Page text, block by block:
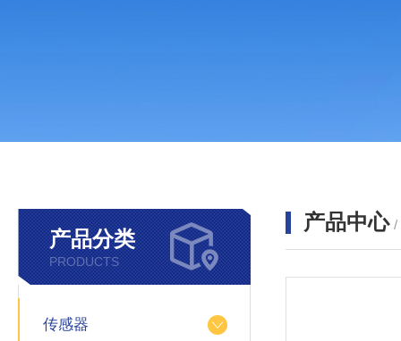
产品分类
PRODUCTS
传感器
产品中心 /